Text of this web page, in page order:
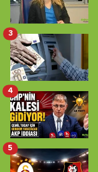
3
4
5